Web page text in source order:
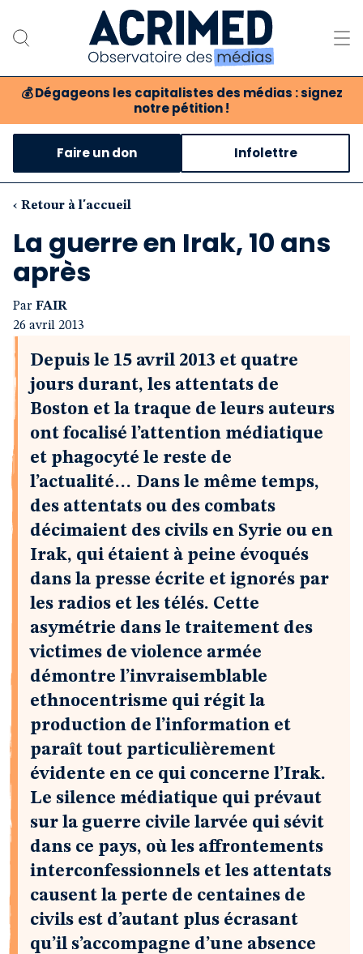
💰 Dégageons les capitalistes des médias : signez
notre pétition !
Notre association
Notre critique des médias
Nos propositions
Notre revue
Faire un don Infolettre
‹ Retour à l'accueil
La guerre en Irak, 10 ans
après
Par FAIR
26 avril 2013
Depuis le 15 avril 2013 et quatre
jours durant, les attentats de
Boston et la traque de leurs auteurs
ont focalisé l’attention médiatique
et phagocyté le reste de
l’actualité… Dans le même temps,
des attentats ou des combats
décimaient des civils en Syrie ou en
Irak, qui étaient à peine évoqués
dans la presse écrite et ignorés par
les radios et les télés. Cette
asymétrie dans le traitement des
victimes de violence armée
démontre l’invraisemblable
ethnocentrisme qui régit la
production de l’information et
paraît tout particulièrement
évidente en ce qui concerne l’Irak.
Le silence médiatique qui prévaut
sur la guerre civile larvée qui sévit
dans ce pays, où les affrontements
interconfessionnels et les attentats
causent la perte de centaines de
civils est d’autant plus écrasant
qu’il s’accompagne d’une absence